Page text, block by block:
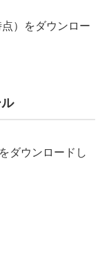
）をダウンロー
ダウンロードし